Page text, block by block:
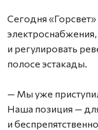
Сегодня
и регулировать
полосе эстакады.
— Мы уже
Наша позиция —
и